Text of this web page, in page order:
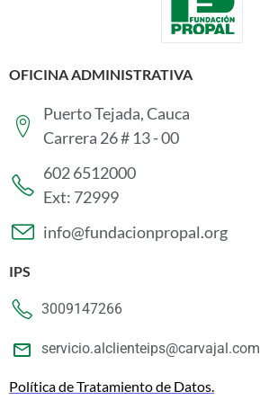
OFICINA ADMINISTRATIVA
Puerto Tejada, Cauca
Carrera 26 # 13 - 00
602 6512000
Ext: 72999
info@fundacionpropal.org
IPS
3009147266
servicio.alclienteips@carvajal.com
Política de Tratamiento de Datos.